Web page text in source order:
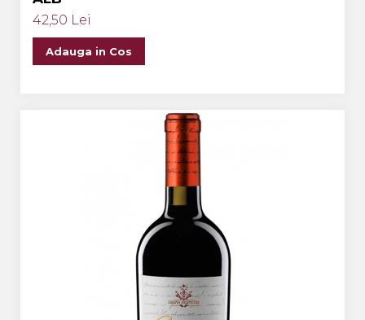
42,50 Lei
Adauga in Cos